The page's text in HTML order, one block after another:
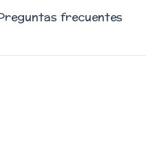
frecuentes